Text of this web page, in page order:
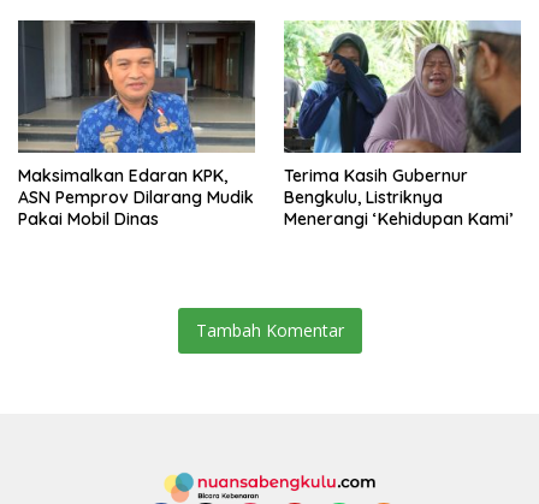
Maksimalkan Edaran KPK,
ASN Pemprov Dilarang Mudik
Pakai Mobil Dinas
Terima Kasih Gubernur
Bengkulu, Listriknya
Menerangi ‘Kehidupan Kami’
Tambah Komentar